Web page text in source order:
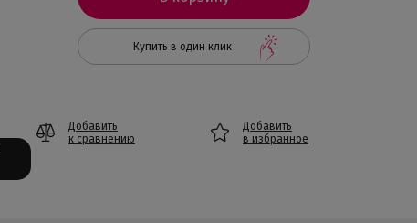
Купить в один клик
Добавить
к сравнению
Добавить
в избранное